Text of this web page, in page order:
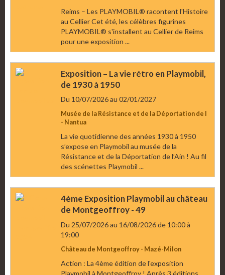
Reims – Les PLAYMOBIL® racontent l'Histoire
au Cellier Cet été, les célèbres figurines
PLAYMOBIL® s'installent au Cellier de Reims
pour une exposition ...
Exposition – La vie rétro en Playmobil,
de 1930 à 1950
Du 10/07/2026au 02/01/2027
Musée de la Résistance et de la Déportation de l
- Nantua
La vie quotidienne des années 1930 à 1950
s’expose en Playmobil au musée de la
Résistance et de la Déportation de l’Ain ! Au fil
des scénettes Playmobil ...
4ème Exposition Playmobil au château
de Montgeoffroy - 49
Du 25/07/2026au 16/08/2026de 10:00à
19:00
Château de Montgeoffroy - Mazé-Milon
Action : La 4ème édition de l'exposition
Playmobil à Montgeoffroy ! Après 3 éditions,